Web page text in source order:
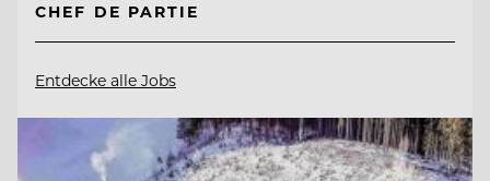
CHEF DE PARTIE
Entdecke alle Jobs